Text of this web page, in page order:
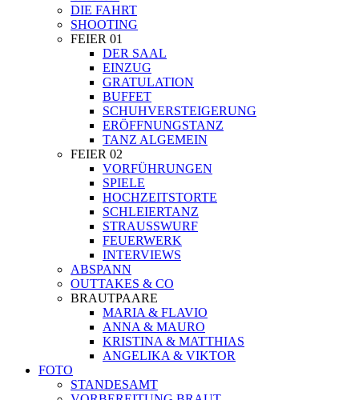
DIE FAHRT
SHOOTING
FEIER 01
DER SAAL
EINZUG
GRATULATION
BUFFET
SCHUHVERSTEIGERUNG
ERÖFFNUNGSTANZ
TANZ ALGEMEIN
FEIER 02
VORFÜHRUNGEN
SPIELE
HOCHZEITSTORTE
SCHLEIERTANZ
STRAUSSWURF
FEUERWERK
INTERVIEWS
ABSPANN
OUTTAKES & CO
BRAUTPAARE
MARIA & FLAVIO
ANNA & MAURO
KRISTINA & MATTHIAS
ANGELIKA & VIKTOR
FOTO
STANDESAMT